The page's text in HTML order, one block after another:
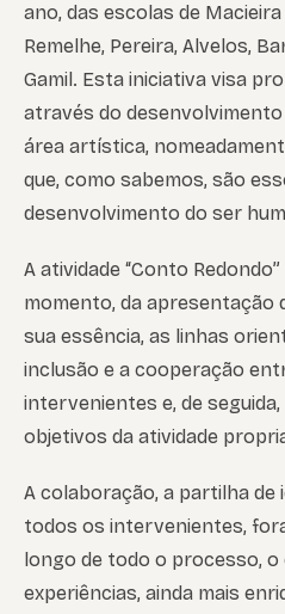
ano, das escolas de
Remelhe, Pereira, Alvelos,
Gamil. Esta iniciativa visa
através do
área artística,
que, como sabemos, são
desenvolvimento do ser
A atividade “Conto
momento, da apresentação
sua essência, as linhas
inclusão e a cooperação
intervenientes e, de
objetivos da atividade
A colaboração, a partilha de
todos os intervenientes,
longo de todo o processo,
experiências, ainda mais